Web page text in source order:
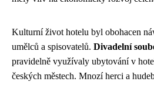
Kulturní život hotelu byl obohacen
umělců a spisovatelů. Divadelní
pravidelně využívaly ubytování v
českých městech. Mnozí herci a